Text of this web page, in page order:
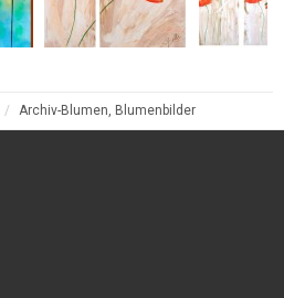
Archiv-Blumen, Blumenbilder